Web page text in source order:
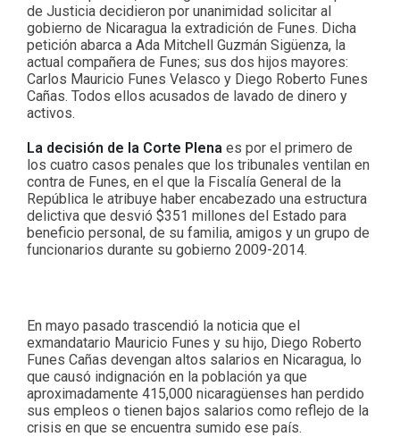
de Justicia decidieron por unanimidad solicitar al
gobierno de Nicaragua la extradición de Funes. Dicha
petición abarca a Ada Mitchell Guzmán Sigüenza, la
actual compañera de Funes; sus dos hijos mayores:
Carlos Mauricio Funes Velasco y Diego Roberto Funes
Cañas. Todos ellos acusados de lavado de dinero y
activos.
La decisión de la Corte Plena es por el primero de
los cuatro casos penales que los tribunales ventilan en
contra de Funes, en el que la Fiscalía General de la
República le atribuye haber encabezado una estructura
delictiva que desvió $351 millones del Estado para
beneficio personal, de su familia, amigos y un grupo de
funcionarios durante su gobierno 2009-2014.
En mayo pasado trascendió la noticia que el
exmandatario Mauricio Funes y su hijo, Diego Roberto
Funes Cañas devengan altos salarios en Nicaragua, lo
que causó indignación en la población ya que
aproximadamente 415,000 nicaragüenses han perdido
sus empleos o tienen bajos salarios como reflejo de la
crisis en que se encuentra sumido ese país.